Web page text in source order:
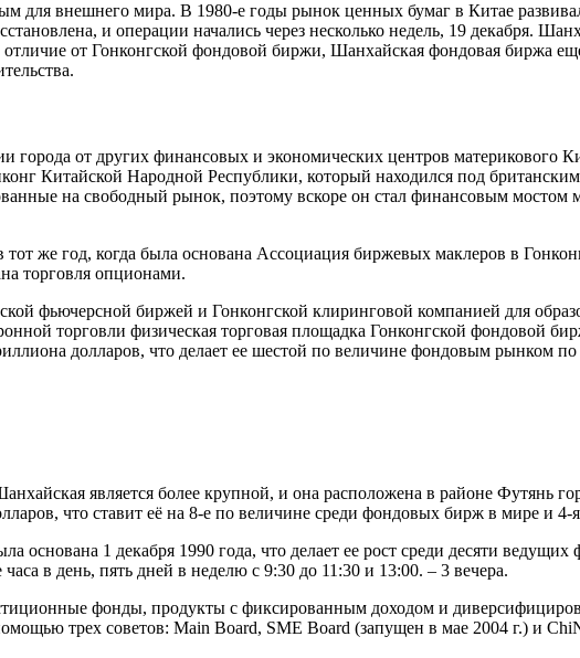
для внешнего мира. В 1980-е годы рынок ценных бумаг в Китае
и операции начались через несколько недель, 19 декабря.
от Гонконгской фондовой биржи, Шанхайская фондовая биржа
города от других финансовых и экономических центров материкового
Китайской Народной Республики, который находился под британским
на свободный рынок, поэтому вскоре он стал финансовым
же год, когда была основана Ассоциация биржевых маклеров в
торговля опционами.
фьючерсной биржей и Гонконгской клиринговой компанией для
торговли физическая торговая площадка Гонконгской фондовой
долларов, что делает ее шестой по величине фондовым рынком
является более крупной, и она расположена в районе Футянь
что ставит её на 8-е по величине среди фондовых бирж в мире и
основана 1 декабря 1990 года, что делает ее рост среди десяти
в день, пять дней в неделю с 9:30 до 11:30 и 13:00. – 3 вечера.
фонды, продукты с фиксированным доходом и
трех советов: Main Board, SME Board (запущен в мае 2004 г.) и